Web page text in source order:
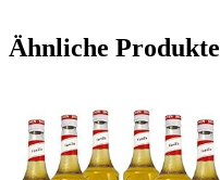
Ähnliche Produkte